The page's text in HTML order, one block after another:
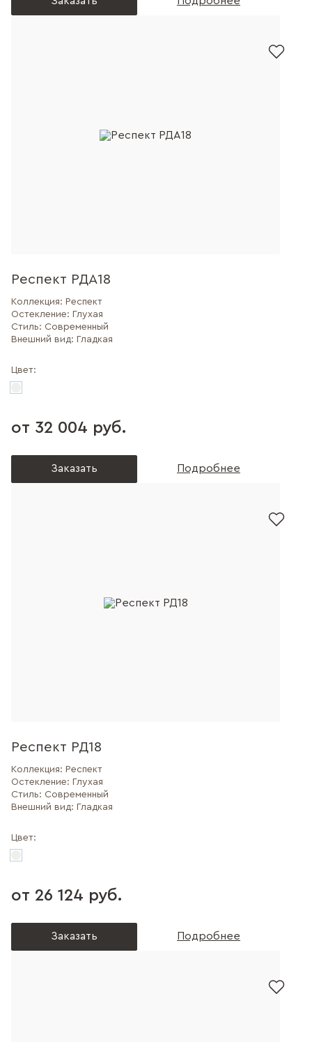
Респект РДА18
Коллекция: Респект
Остекление: Глухая
Стиль: Современный
Внешний вид: Гладкая
Цвет:
от 32 004 руб.
Заказать Подробнее
Респект РД18
Коллекция: Респект
Остекление: Глухая
Стиль: Современный
Внешний вид: Гладкая
Цвет:
от 26 124 руб.
Заказать Подробнее